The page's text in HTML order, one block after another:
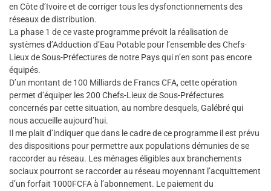
en Côte d’Ivoire et de corriger tous les dysfonctionnements des
réseaux de distribution.
La phase 1 de ce vaste programme prévoit la réalisation de
systèmes d’Adduction d’Eau Potable pour l’ensemble des Chefs-
Lieux de Sous-Préfectures de notre Pays qui n’en sont pas encore
équipés.
D’un montant de 100 Milliards de Francs CFA, cette opération
permet d’équiper les 200 Chefs-Lieux de Sous-Préfectures
concernés par cette situation, au nombre desquels, Galébré qui
nous accueille aujourd’hui.
Il me plait d’indiquer que dans le cadre de ce programme il est prévu
des dispositions pour permettre aux populations démunies de se
raccorder au réseau. Les ménages éligibles aux branchements
sociaux pourront se raccorder au réseau moyennant l’acquittement
d’un forfait 1000FCFA à l’abonnement. Le paiement du